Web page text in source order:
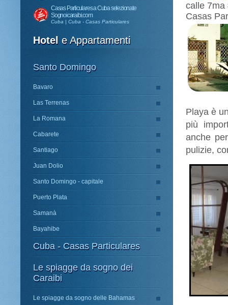
Casas Particulares a Cuba selezionate
Sognoicaraibi.com
Cuba | Cuba - Casas Particulares
Hotel e Appartamenti
Santo Domingo
Bavaro
Las Terrenas
La Romana
Cabarete
Santiago
Juan Dolio
Santo Domingo - capitale
Puerto Plata
Samanà
Bayahibe
Cuba - Casas Particulares
Le spiagge da sogno dei
Caraibi
Le spiagge da sogno delle Bahamas
calle
Casas
Playa è
più
anche
pulizie,